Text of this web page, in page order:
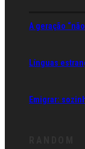
A geração
Línguas
Emigrar: